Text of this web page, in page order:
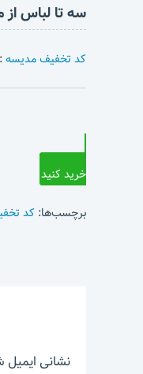
سه تا لباس از
کد تخفیف مدیسه
خرید کنید
برچسب‌ها: کد
نشانی